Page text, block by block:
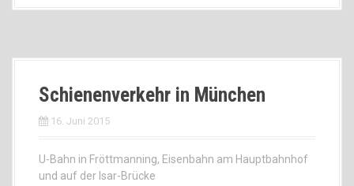
Schienenverkehr in München
16. Juni 2015
U-Bahn in Fröttmanning, Eisenbahn am Hauptbahnhof
und auf der Isar-Brücke